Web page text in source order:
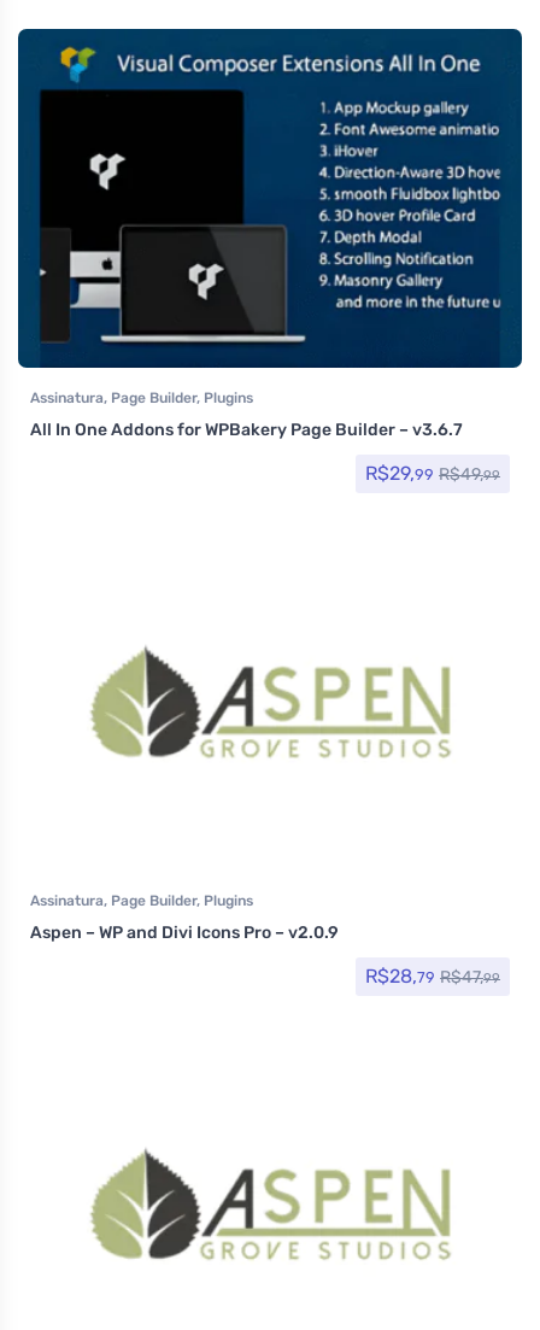
Assinatura, Page Builder, Plugins
All In One Addons for WPBakery Page Builder – v3.6.7
R$29,99 R$49,99
Assinatura, Page Builder, Plugins
Aspen – WP and Divi Icons Pro – v2.0.9
R$28,79 R$47,99